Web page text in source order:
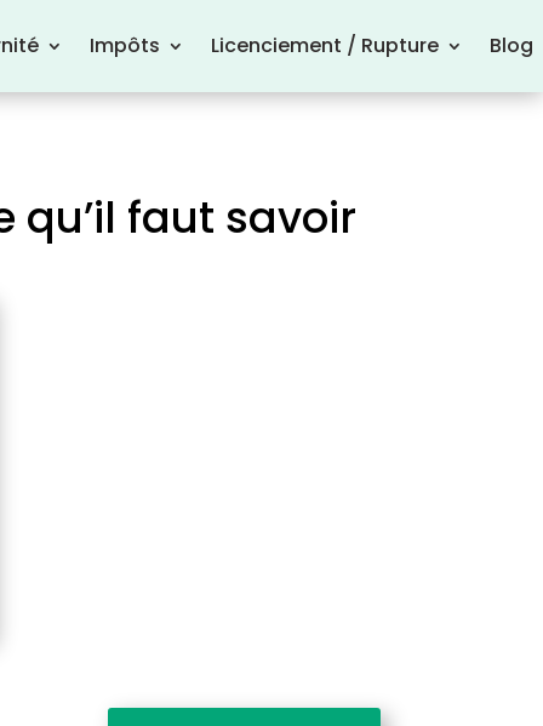
Impôts Licenciement / Rupture Blog
qu’il faut savoir